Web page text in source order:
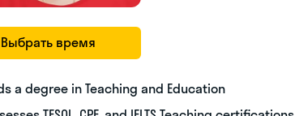
Выбрать время
a degree in Teaching and Education